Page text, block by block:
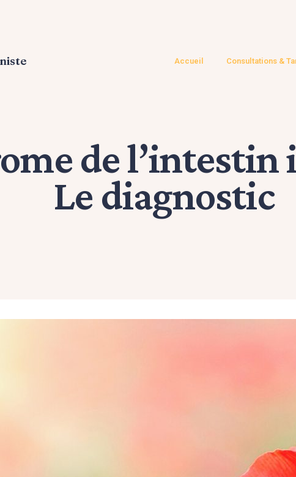
Accueil Consultations &
de
Le diagnostic